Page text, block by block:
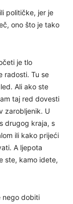
političke, jer je
ono što je tako
je tlo
radosti. Tu se
Ali ako ste
taj red dovesti
zarobljenik. U
drugog kraja, s
ili kako prijeći
A ljepota
ste, kamo idete,
nego dobiti